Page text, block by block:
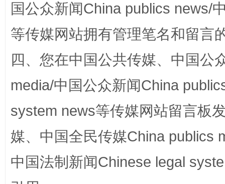
国家大学科技园优化重塑工作
国公众新闻China publics news/
等传媒网站拥有管理笔名和留言
四、您在中国公共传媒、中国公
media/中国公众新闻China
system news等传媒网站留言板
媒、中国全民传媒China publics
中国法制新闻Chinese legal